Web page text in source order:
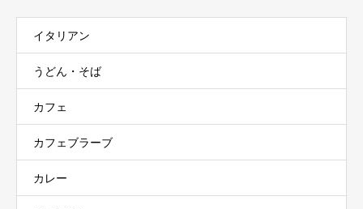
イタリアン
うどん・そば
カフェ
カフェブラーブ
カレー